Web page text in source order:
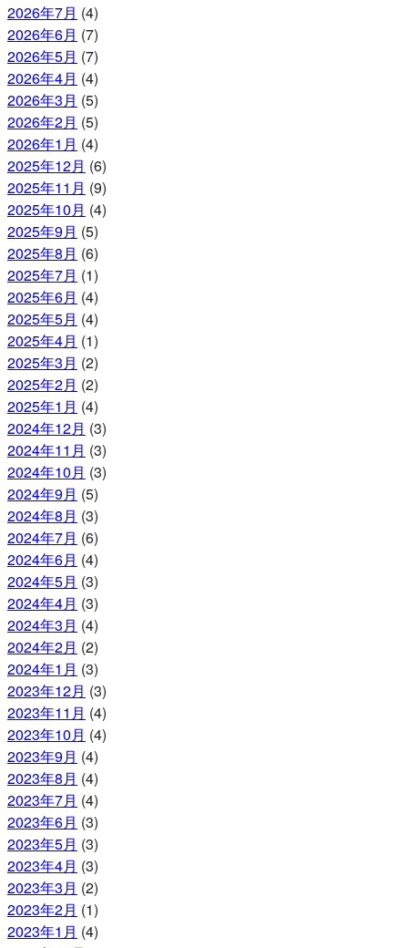
2026年7月 (4)
2026年6月 (7)
2026年5月 (7)
2026年4月 (4)
2026年3月 (5)
2026年2月 (5)
2026年1月 (4)
2025年12月 (6)
2025年11月 (9)
2025年10月 (4)
2025年9月 (5)
2025年8月 (6)
2025年7月 (1)
2025年6月 (4)
2025年5月 (4)
2025年4月 (1)
2025年3月 (2)
2025年2月 (2)
2025年1月 (4)
2024年12月 (3)
2024年11月 (3)
2024年10月 (3)
2024年9月 (5)
2024年8月 (3)
2024年7月 (6)
2024年6月 (4)
2024年5月 (3)
2024年4月 (3)
2024年3月 (4)
2024年2月 (2)
2024年1月 (3)
2023年12月 (3)
2023年11月 (4)
2023年10月 (4)
2023年9月 (4)
2023年8月 (4)
2023年7月 (4)
2023年6月 (3)
2023年5月 (3)
2023年4月 (3)
2023年3月 (2)
2023年2月 (1)
2023年1月 (4)